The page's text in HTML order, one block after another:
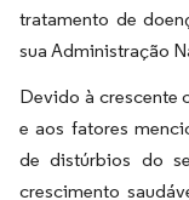
tratamento de
sua Administração
Devido à crescente
e aos fatores
de distúrbios do
crescimento